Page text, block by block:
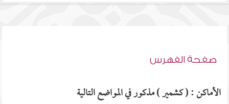
صفحة الفهرس
الأماكن : ( كشمير ) مذكور في المواضع التالية